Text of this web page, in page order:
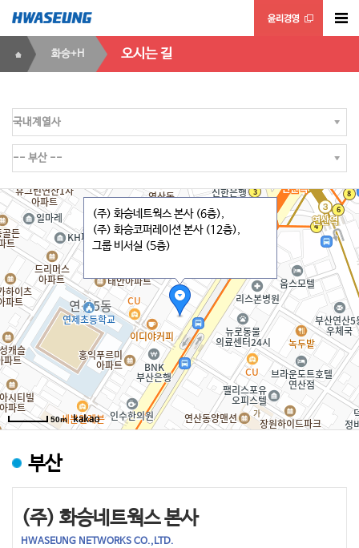
화승+H 오시는 길
(주) 화승네트웍스 본사 (6층),
(주) 화승코퍼레이션 본사 (12층),
그룹 비서실 (5층)
50m
부산
(주) 화승네트웍스 본사
HWASEUNG NETWORKS CO.,LTD.